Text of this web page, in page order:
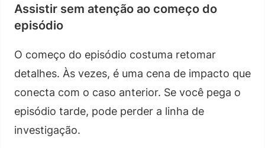
Assistir sem atenção ao começo do
episódio
O começo do episódio costuma retomar
detalhes. Às vezes, é uma cena de impacto que
conecta com o caso anterior. Se você pega o
episódio tarde, pode perder a linha de
investigação.